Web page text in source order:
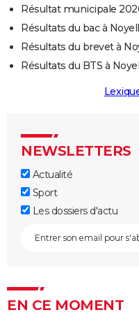
Résultat municipale
Résultats du bac à
Résultats du brevet à
Résultats du BTS à
NEWSLETTERS
Actualité
Sport
Les dossiers d'actu
EN CE MOMENT